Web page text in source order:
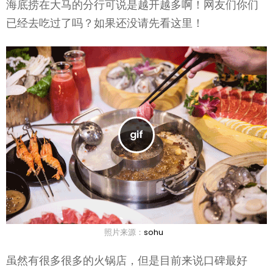
海底捞在大马的分行可说是越开越多啊！网友们你们
已经去吃过了吗？如果还没请先看这里！
照片来源： sohu
虽然有很多很多的火锅店，但是目前来说口碑最好